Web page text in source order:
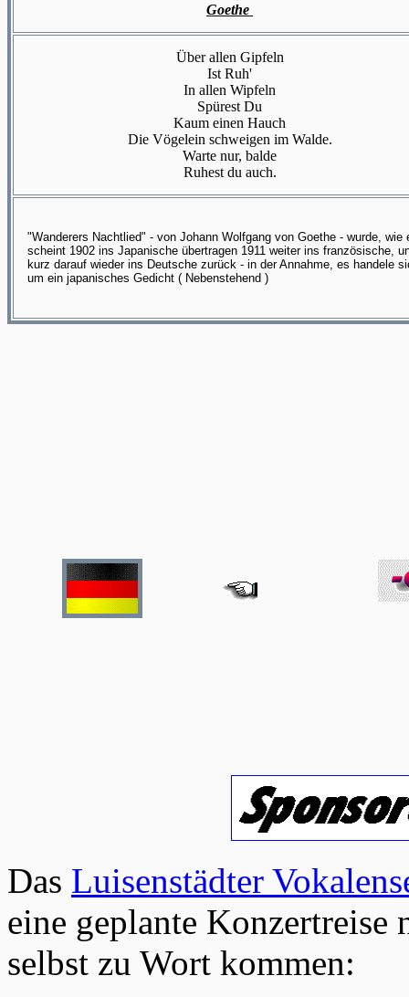
Goethe
Über allen Gipfeln
Ist Ruh'
In allen Wipfeln
Spürest Du
Kaum einen Hauch
Die Vögelein schweigen im Walde.
Warte nur, balde
Ruhest du auch.
"Wanderers Nachtlied" - von Johann Wolfgang von Goethe - wurde, wie
scheint 1902 ins Japanische übertragen 1911 weiter ins französische,
kurz darauf wieder ins Deutsche zurück - in der Annahme, es handele
um ein japanisches Gedicht ( Nebenstehend )
Das Luisenstädter
eine geplante Konzertreise
selbst zu Wort kommen: